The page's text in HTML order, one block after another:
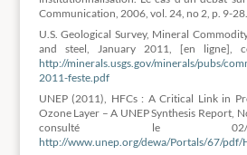
Communication, 2006, vol. 24, no 2, p. 9-28.
U.S. Geological Survey, Mineral
and steel, January 2011, [en ligne],
http://minerals.usgs.gov/minerals/pubs/
2011-feste.pdf
UNEP (2011), HFCs : A Critical Link in
Ozone Layer – A UNEP Synthesis Report,
consulté le 02/
http://www.unep.org/dewa/Portals/67/pdf/